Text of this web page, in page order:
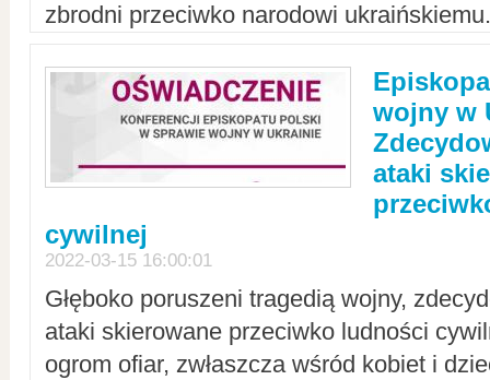
zbrodni przeciwko narodowi
wojny w
ataki
cywilnej
2022-03-15 16:00:01
Głęboko poruszeni tragedią wojny,
ataki skierowane przeciwko ludności
ogrom ofiar, zwłaszcza wśród kobiet i